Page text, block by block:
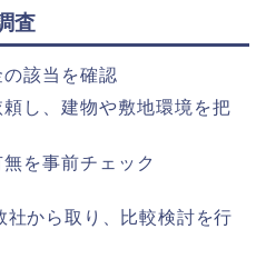
査
該当を確認
し、建物や敷地環境を把
を事前チェック
社から取り、比較検討を行